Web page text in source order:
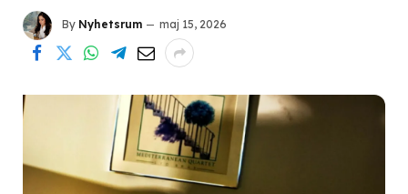
By Nyhetsrum maj 15, 2026